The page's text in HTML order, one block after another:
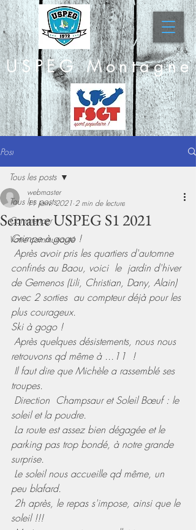
USPEG Montagne
Post
Tous les posts
Commencer
Votre communauté
Tous les posts
Semaine USPEG S1 2021
webmaster
11 janv. 2021 2 min de lecture
Grimpe à gogo !
confinés au Baou, voici  le  jardin d'hiver
de Gemenos (Lili, Christian, Dany, Alain)
avec 2 sorties  au compteur déjà pour les
plus courageux.
Ski à gogo !
retrouvons qd même à ...11  !
troupes.
soleil et la poudre.
parking pas trop bondé, à notre grande
surprise.
peu blafard.
soleil !!!